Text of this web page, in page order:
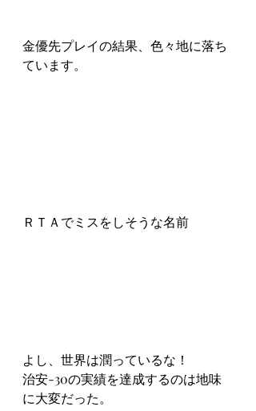
金優先プレイの結果、色々地に落ち
ています。
ＲＴＡでミスをしそうな名前
よし、世界は潤っているな！
治安-30の実績を達成するのは地味
に大変だった。